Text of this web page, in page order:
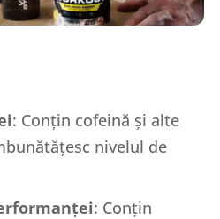
: Conțin cofeină și alte
nivelul de
: Conțin